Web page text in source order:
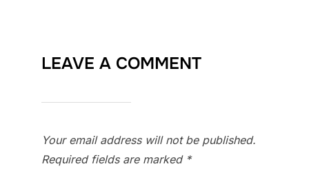
LEAVE A COMMENT
Your email address will not be published.
Required fields are marked *